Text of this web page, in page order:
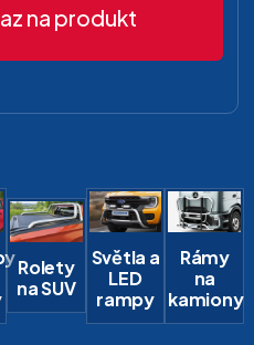
na produkt
Rolety
na SUV
Světla a
LED
rampy
Rámy
na
kamiony